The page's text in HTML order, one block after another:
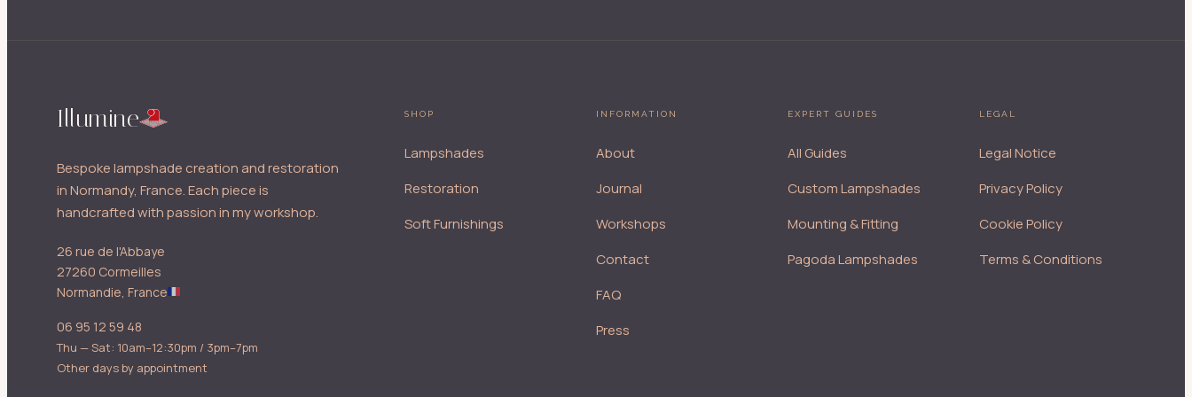
Illumine
Bespoke lampshade creation and restoration
in Normandy, France. Each piece is
handcrafted with passion in my workshop.
26 rue de l'Abbaye
27260 Cormeilles
Normandie, France
06 95 12 59 48
Thu — Sat: 10am–12:30pm / 3pm–7pm
Other days by appointment
SHOP
Lampshades
Restoration
Soft Furnishings
INFORMATION
About
Journal
Workshops
Contact
FAQ
Press
EXPERT GUIDES
All Guides
Custom Lampshades
Mounting & Fitting
Pagoda Lampshades
LEGAL
Legal Notice
Privacy Policy
Cookie Policy
Terms & Conditions